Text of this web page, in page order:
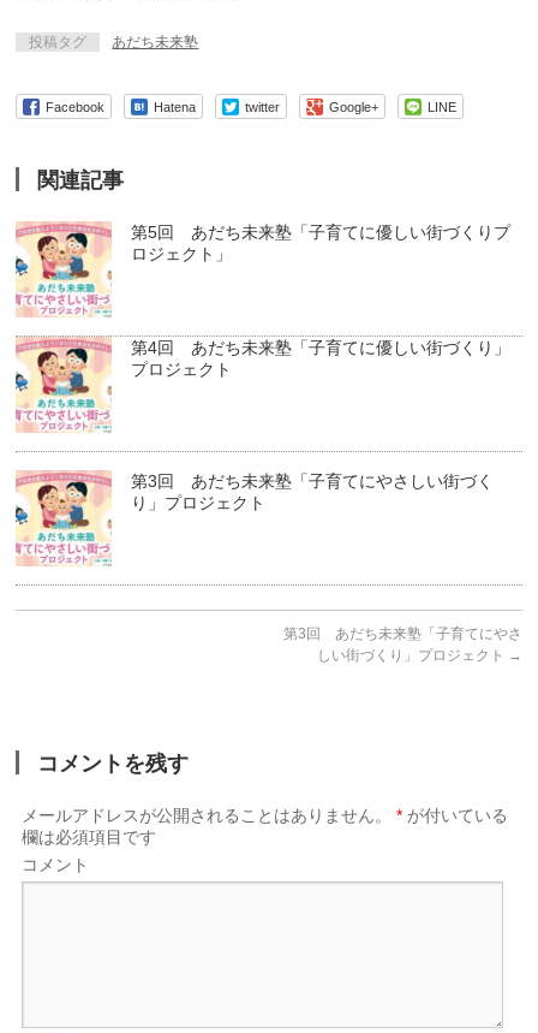
投稿タグ あだち未来塾
Facebook Hatena twitter Google+ LINE
関連記事
第5回 あだち未来塾「子育てに優しい街づくりプ
ロジェクト」
第4回 あだち未来塾「子育てに優しい街づくり」
プロジェクト
第3回 あだち未来塾「子育てにやさしい街づく
り」プロジェクト
第3回 あだち未来塾「子育てにやさ
しい街づくり」プロジェクト →
コメントを残す
メールアドレスが公開されることはありません。 * が付いている
欄は必須項目です
コメント